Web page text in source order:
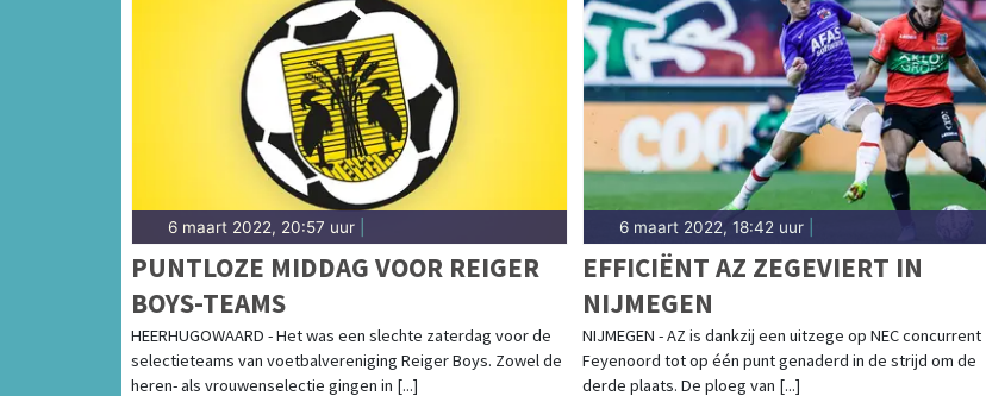
6 maart 2022, 20:57 uur
PUNTLOZE MIDDAG VOOR REIGER
BOYS-TEAMS
HEERHUGOWAARD - Het was een slechte zaterdag voor de
selectieteams van voetbalvereniging Reiger Boys. Zowel de
heren- als vrouwenselectie gingen in [...]
6 maart 2022, 18:42 uur|
EFFICIËNT AZ ZEGEVIERT IN
NIJMEGEN
NIJMEGEN - AZ is dankzij een uitzege op NEC concurrent
Feyenoord tot op één punt genaderd in de strijd om de
derde plaats. De ploeg van [...]